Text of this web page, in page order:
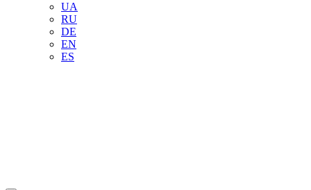
UA
RU
DE
EN
ES